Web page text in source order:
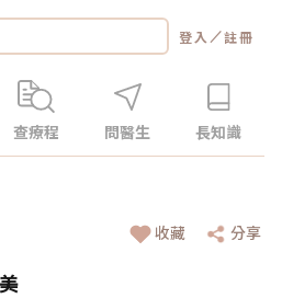
登入 ／註冊
查療程 問醫生 長知識
收藏 分享